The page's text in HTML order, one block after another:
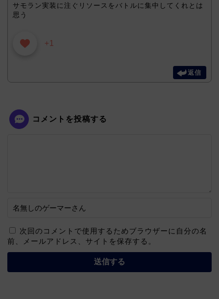
サモラン実装に注ぐリソースをバトルに集中してくれとは
思う
+1
返信
コメントを投稿する
次回のコメントで使用するためブラウザーに自分の名
前、メールアドレス、サイトを保存する。